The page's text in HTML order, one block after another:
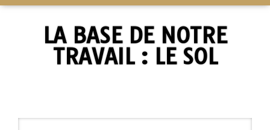
LA BASE DE NOTRE
TRAVAIL : LE SOL